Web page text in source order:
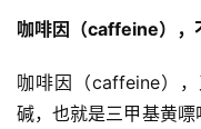
咖啡因（caffeine），
咖啡因（caffeine）
碱，也就是三甲基黄